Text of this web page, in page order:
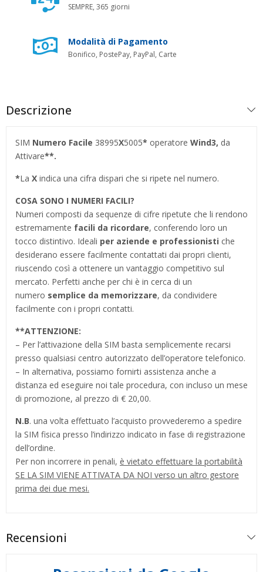
SEMPRE, 365 giorni
Modalità di Pagamento
Bonifico, PostePay, PayPal, Carte
Descrizione
SIM Numero Facile 38995X5005* operatore Wind3, da
Attivare**.
*La X indica una cifra dispari che si ripete nel numero.
COSA SONO I NUMERI FACILI?
Numeri composti da sequenze di cifre ripetute che li rendono
estremamente facili da ricordare, conferendo loro un
tocco distintivo. Ideali per aziende e professionisti che
desiderano essere facilmente contattati dai propri clienti,
riuscendo così a ottenere un vantaggio competitivo sul
mercato. Perfetti anche per chi è in cerca di un
numero semplice da memorizzare, da condividere
facilmente con i propri contatti.
**ATTENZIONE:
– Per l’attivazione della SIM basta semplicemente recarsi
presso qualsiasi centro autorizzato dell’operatore telefonico.
– In alternativa, possiamo fornirti assistenza anche a
distanza ed eseguire noi tale procedura, con incluso un mese
di promozione, al prezzo di € 20,00.
N.B. una volta effettuato l’acquisto provvederemo a spedire
la SIM fisica presso l’indirizzo indicato in fase di registrazione
dell’ordine.
Per non incorrere in penali, è vietato effettuare la portabilità
SE LA SIM VIENE ATTIVATA DA NOI verso un altro gestore
prima dei due mesi.
Recensioni